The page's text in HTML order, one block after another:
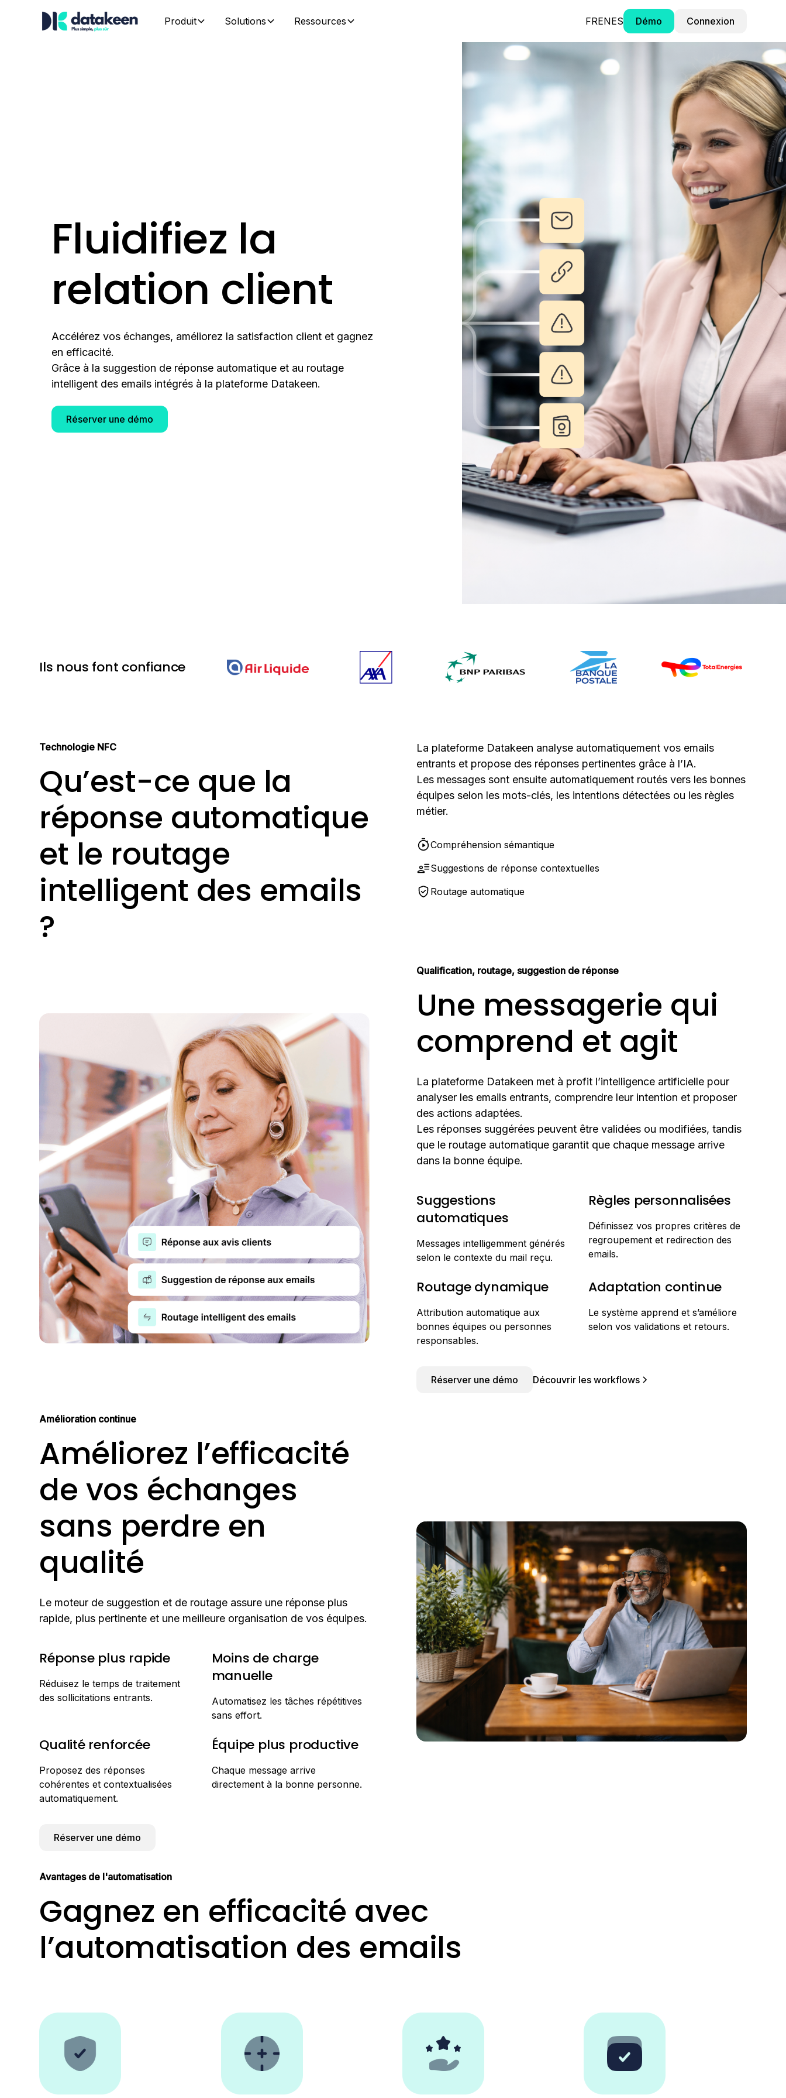
Produit Solutions Ressources FRENES Démo Connexion
Fluidifiez la
relation client
Accélérez vos échanges, améliorez la satisfaction client et gagnez
en efficacité.
Grâce à la suggestion de réponse automatique et au routage
intelligent des emails intégrés à la plateforme Datakeen.
Réserver une démo
Ils nous font confiance
Technologie NFC
Qu’est-ce que la
réponse automatique
et le routage
intelligent des emails
?
La plateforme Datakeen analyse automatiquement vos emails
entrants et propose des réponses pertinentes grâce à l’IA.
Les messages sont ensuite automatiquement routés vers les bonnes
équipes selon les mots-clés, les intentions détectées ou les règles
métier.
Compréhension sémantique
Suggestions de réponse contextuelles
Routage automatique
Qualification, routage, suggestion de réponse
Une messagerie qui
comprend et agit
La plateforme Datakeen met à profit l’intelligence artificielle pour
analyser les emails entrants, comprendre leur intention et proposer
des actions adaptées.
Les réponses suggérées peuvent être validées ou modifiées, tandis
que le routage automatique garantit que chaque message arrive
dans la bonne équipe.
Suggestions
automatiques
Messages intelligemment générés
selon le contexte du mail reçu.
Règles personnalisées
Définissez vos propres critères de
regroupement et redirection des
emails.
Routage dynamique
Attribution automatique aux
bonnes équipes ou personnes
responsables.
Adaptation continue
Le système apprend et s’améliore
selon vos validations et retours.
Réserver une démo Découvrir les workflows
Amélioration continue
Améliorez l’efficacité
de vos échanges
sans perdre en
qualité
Le moteur de suggestion et de routage assure une réponse plus
rapide, plus pertinente et une meilleure organisation de vos équipes.
Réponse plus rapide
Réduisez le temps de traitement
des sollicitations entrants.
Moins de charge
manuelle
Automatisez les tâches répétitives
sans effort.
Qualité renforcée
Proposez des réponses
cohérentes et contextualisées
automatiquement.
Équipe plus productive
Chaque message arrive
directement à la bonne personne.
Réserver une démo
Avantages de l'automatisation
Gagnez en efficacité avec
l’automatisation des emails